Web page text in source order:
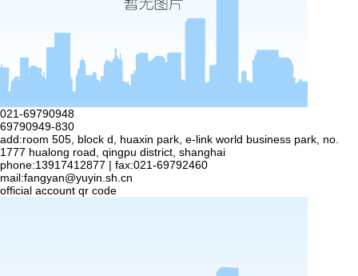
021-69790948
69790949-830
add:room 505, block d, huaxin park, e-link world business park, no.
1777 hualong road, qingpu district, shanghai
phone:13917412877 | fax:021-69792460
mail:fangyan@yuyin.sh.cn
official account qr code